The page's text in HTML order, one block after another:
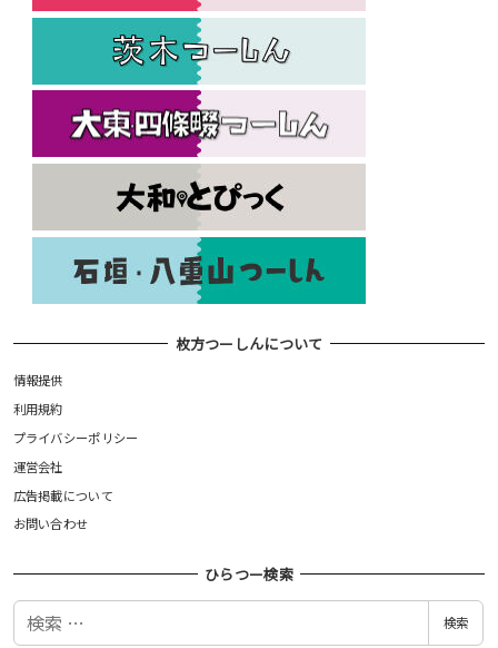
枚方つーしんについて
情報提供
利用規約
プライバシーポリシー
運営会社
広告掲載について
お問い合わせ
ひらつー検索
検
検索